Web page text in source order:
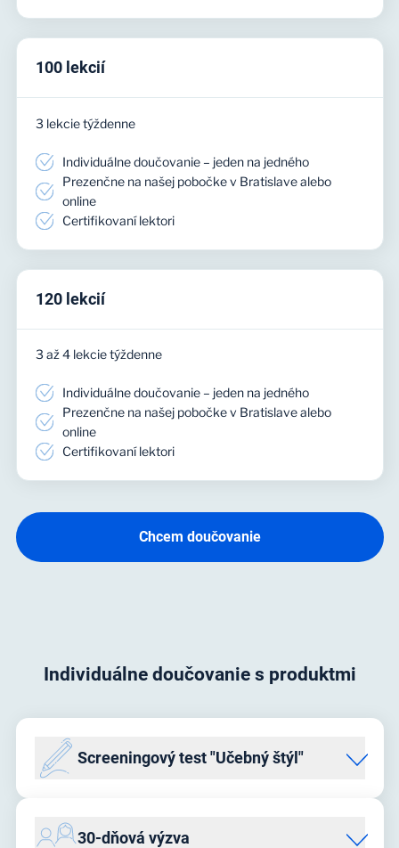
100 lekcií
3 lekcie týždenne
Individuálne doučovanie – jeden na jedného
Prezenčne na našej pobočke v Bratislave alebo
online
Certifikovaní lektori
120 lekcií
3 až 4 lekcie týždenne
Individuálne doučovanie – jeden na jedného
Prezenčne na našej pobočke v Bratislave alebo
online
Certifikovaní lektori
Chcem doučovanie
Individuálne doučovanie s produktmi
Screeningový test "Učebný štýl"
Test vám i lektorovi pomôže lepšie porozumieť tomu, aký
učebný štýl je pre vaše dieťa najefektívnejší. Zároveň
30-dňová výzva